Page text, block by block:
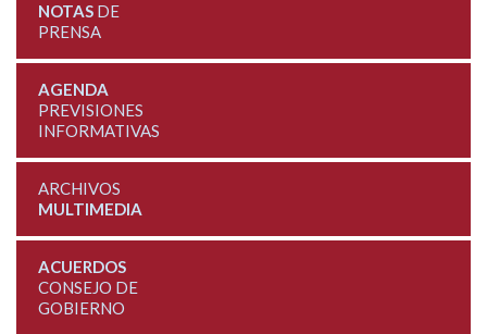
NOTASDE
PRENSA
AGENDA
PREVISIONES
INFORMATIVAS
ARCHIVOS
MULTIMEDIA
ACUERDOS
CONSEJO DE
GOBIERNO